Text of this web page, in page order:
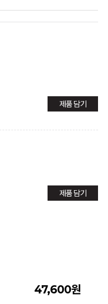
제품 담기
제품 담기
47,600원